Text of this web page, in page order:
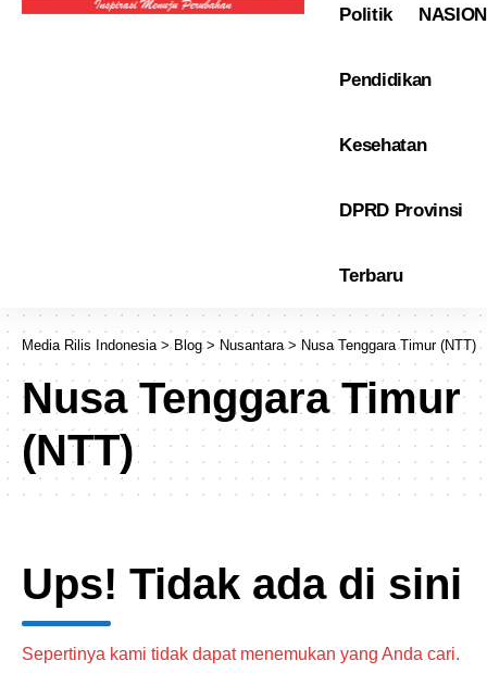
Politik
Pendidikan
Kesehatan
DPRD Provinsi
Terbaru
Media Rilis Indonesia> Blog>Nusantara>Nusa Tenggara Timur (NTT)
Nusa Tenggara Timur
(NTT)
Ups! Tidak ada di sini
Sepertinya kami tidak dapat menemukan yang Anda cari.